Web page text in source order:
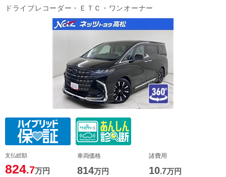
ドライブレコーダー・ＥＴＣ・ワンオーナー
支払総額
824.7万円
車両価格
814万円
諸費用
10.7万円